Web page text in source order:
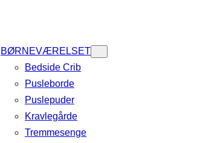
BØRNEVÆRELSET
Bedside Crib
Pusleborde
Puslepuder
Kravlegårde
Tremmesenge